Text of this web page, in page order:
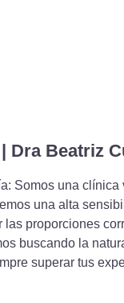
Dra Beatriz
Somos una clínica
una alta
proporciones
buscando la
superar tus